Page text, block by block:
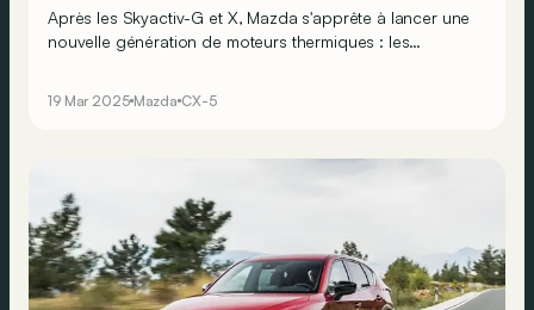
Après les Skyactiv-G et X, Mazda s'apprête à lancer une
nouvelle génération de moteurs thermiques : les
19 Mar 2025 Mazda CX-5